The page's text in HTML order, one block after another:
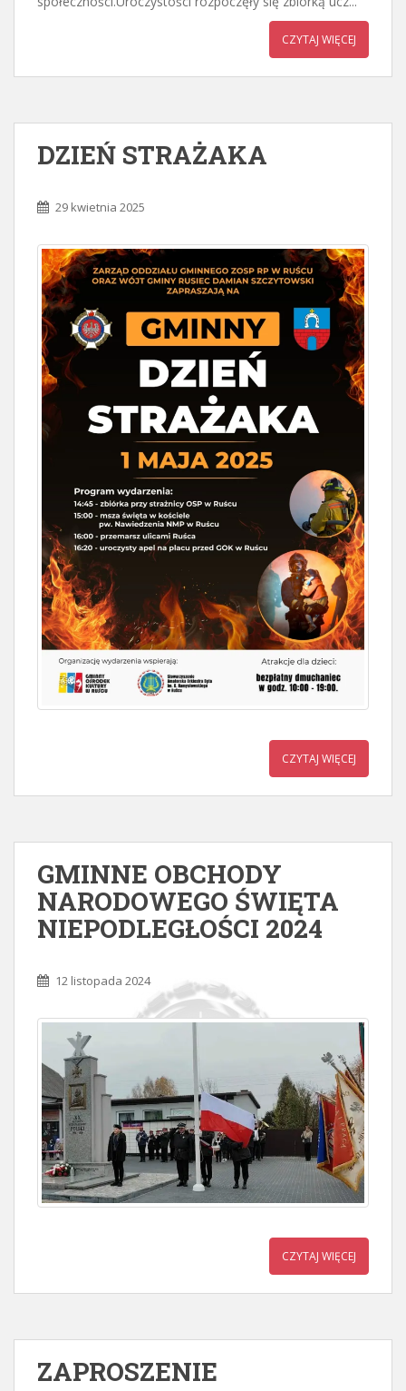
CZYTAJ WIĘCEJ
DZIEŃ STRAŻAKA
29 kwietnia 2025
CZYTAJ WIĘCEJ
GMINNE OBCHODY
NARODOWEGO ŚWIĘTA
NIEPODLEGŁOŚCI 2024
12 listopada 2024
CZYTAJ WIĘCEJ
ZAPROSZENIE